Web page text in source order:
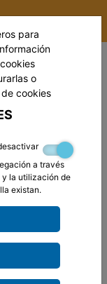
para
o
cookies
a través
y la utilización de
existan.